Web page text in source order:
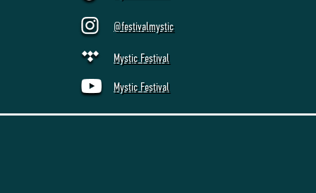
@festivalmystic
Mystic Festival
Mystic Festival